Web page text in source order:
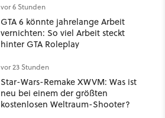
Mass Effect
vor 6 Stunden
GTA 6 könnte jahrelange Arbeit
vernichten: So viel Arbeit steckt
hinter GTA Roleplay
vor 23 Stunden
Star-Wars-Remake XWVM: Was ist
neu bei einem der größten
kostenlosen Weltraum-Shooter?